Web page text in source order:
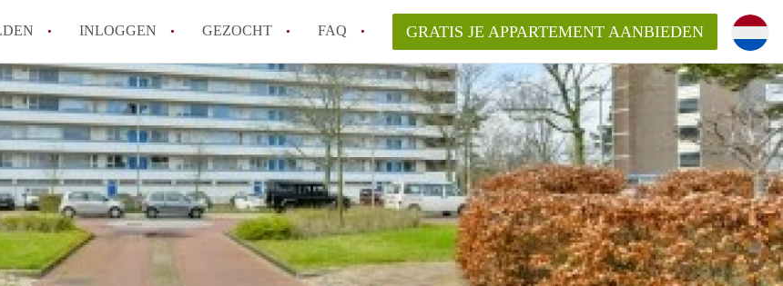
INLOGGEN GEZOCHT FAQ
Tips: om in Alkmaar een appartement te vinden!
How to translate AppartementAlkmaar!
Wat is AppartementAlkmaar?
Wat is de privacyverklaring van AppartementAlkmaar?
Berekent AppartementAlkmaar
makelaarsvergoeding/bemiddelingsvergoeding?
Alle veelgestelde vragen
GRATIS JE APPARTEMENT AANBIEDEN